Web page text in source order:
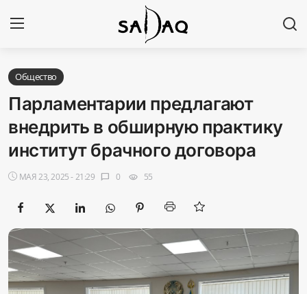
Авторизоваться
Главная
Наши контакты
Новости
Политика
Галерея
Экономика
Общество
Парламентарии предлагают
внедрить в обширную практику
институт брачного договора
МАЯ 23, 2025 - 21:29 chat_bubble 0 visibility 55